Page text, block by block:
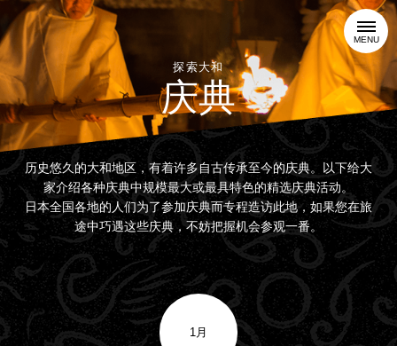
MENU
探索大和
庆典
历史悠久的大和地区，有着许多自古传承至今的庆典。以下给大
家介绍各种庆典中规模最大或最具特色的精选庆典活动。
日本全国各地的人们为了参加庆典而专程造访此地，如果您在旅
途中巧遇这些庆典，不妨把握机会参观一番。
1月